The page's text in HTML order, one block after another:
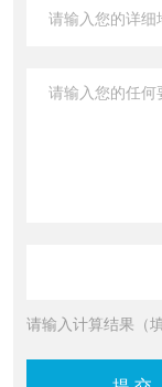
请输入计算结果（